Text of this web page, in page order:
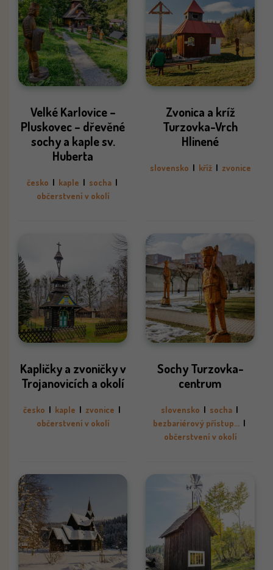
Velké Karlovice –
Pluskovec – dřevěné
sochy a kaple sv.
Huberta
česko kaple socha
občerstvení v okolí
Zvonica a kríž
Turzovka-Vrch
Hlinené
slovensko kříž zvonice
Kapličky a zvoničky v
Trojanovicích a okolí
česko kaple zvonice
občerstvení v okolí
Sochy Turzovka-
centrum
slovensko socha
bezbariérový přístup...
občerstvení v okolí